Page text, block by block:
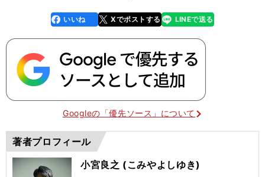
faceboo
k
いいね Xでポストする
line LINEで送る
Googleの「優先ソース」について
著者プロフィール
小宮良之 (こみやよしゆき)